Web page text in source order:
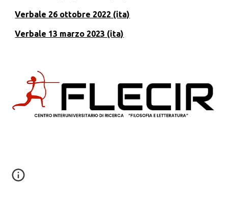
Verbale 26 ottobre 2022 (ita)
Verbale 13 marzo 2023 (ita)